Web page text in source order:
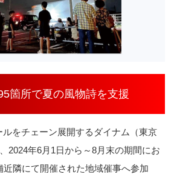
箇所で夏の風物詩を支援
をチェーン展開するダイナム（東京
2024年6月 1日から～8月末の期間にお
近隣にて開催された地域催事へ参加